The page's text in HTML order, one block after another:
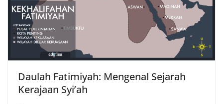
Daulah Fatimiyah: Mengenal Sejarah
Kerajaan Syi’ah